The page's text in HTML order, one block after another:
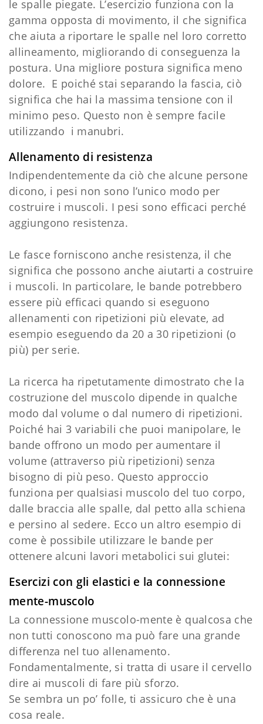
le spalle piegate. L’esercizio funziona con la
gamma opposta di movimento, il che significa
che aiuta a riportare le spalle nel loro corretto
allineamento, migliorando di conseguenza la
postura. Una migliore postura significa meno
dolore. E poiché stai separando la fascia, ciò
significa che hai la massima tensione con il
minimo peso. Questo non è sempre facile
utilizzando i manubri.
Allenamento di resistenza
Indipendentemente da ciò che alcune persone
dicono, i pesi non sono l’unico modo per
costruire i muscoli. I pesi sono efficaci perché
aggiungono resistenza.
Le fasce forniscono anche resistenza, il che
significa che possono anche aiutarti a costruire
i muscoli. In particolare, le bande potrebbero
essere più efficaci quando si eseguono
allenamenti con ripetizioni più elevate, ad
esempio eseguendo da 20 a 30 ripetizioni (o
più) per serie.
La ricerca ha ripetutamente dimostrato che la
costruzione del muscolo dipende in qualche
modo dal volume o dal numero di ripetizioni.
Poiché hai 3 variabili che puoi manipolare, le
bande offrono un modo per aumentare il
volume (attraverso più ripetizioni) senza
bisogno di più peso. Questo approccio
funziona per qualsiasi muscolo del tuo corpo,
dalle braccia alle spalle, dal petto alla schiena
e persino al sedere. Ecco un altro esempio di
come è possibile utilizzare le bande per
ottenere alcuni lavori metabolici sui glutei:
Esercizi con gli elastici e la connessione
mente-muscolo
La connessione muscolo-mente è qualcosa che
non tutti conoscono ma può fare una grande
differenza nel tuo allenamento.
Fondamentalmente, si tratta di usare il cervello
dire ai muscoli di fare più sforzo.
Se sembra un po’ folle, ti assicuro che è una
cosa reale.